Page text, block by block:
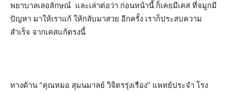
พยาบาลเลอลักษณ์ และเล่าต่อว่า ก่อนหน้านี้ ก็เคยมีเคส ที่จมูกมี
ปัญหา มาให้เราแก้ ให้กลับมาสวย อีกครั้ง เราก็ประสบความ
สำเร็จ จากเคสแก้ตรงนี้
ทางด้าน “คุณหมอ สุมนมาลย์ วิจิตรรุ่งเรือง” แพทย์ประจำ โรง